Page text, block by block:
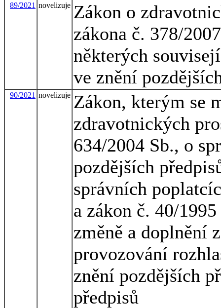
89/2021 novelizuje Zákon o
zákona č. 378/
některých
ve znění
90/2021 novelizuje Zákon, kterým se
zdravotnických
634/2004 Sb., o
pozdějších
správních
a zákon č. 40/
změně a doplnění
provozování
znění pozdějších
předpisů